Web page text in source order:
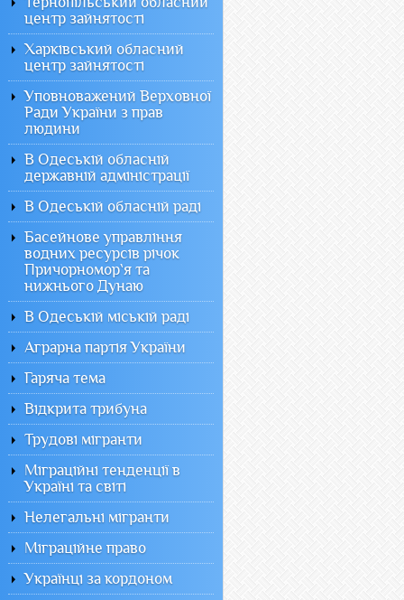
центр зайнятості
Харківський обласний
центр зайнятості
Уповноважений Верховної
Ради України з прав
людини
В Одеській обласній
державній адміністрації
В Одеській обласній раді
Басейнове управління
водних ресурсів річок
Причорномор`я та
нижнього Дунаю
В Одеській міській раді
Аграрна партія України
Гаряча тема
Відкрита трибуна
Трудові мігранти
Міграційні тенденції в
Україні та світі
Нелегальні мігранти
Міграційне право
Українці за кордоном